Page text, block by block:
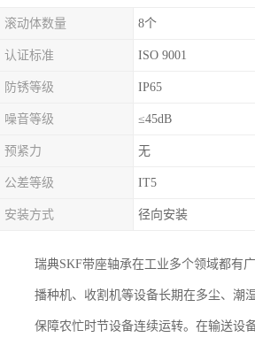
滚动体数量 8个
认证标准 ISO 9001
防锈等级 IP65
噪音等级 ≤45dB
预紧力 无
公差等级 IT5
安装方式 径向安装
瑞典SKF带座轴承在工业多个领域都有
播种机、收割机等设备长期在多尘、潮
保障农忙时节设备连续运转。在输送设